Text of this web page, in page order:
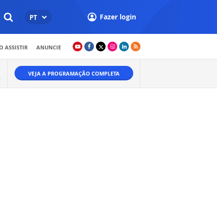
PT Fazer login
ASSISTIR ANUNCIE
VEJA A PROGRAMAÇÃO COMPLETA